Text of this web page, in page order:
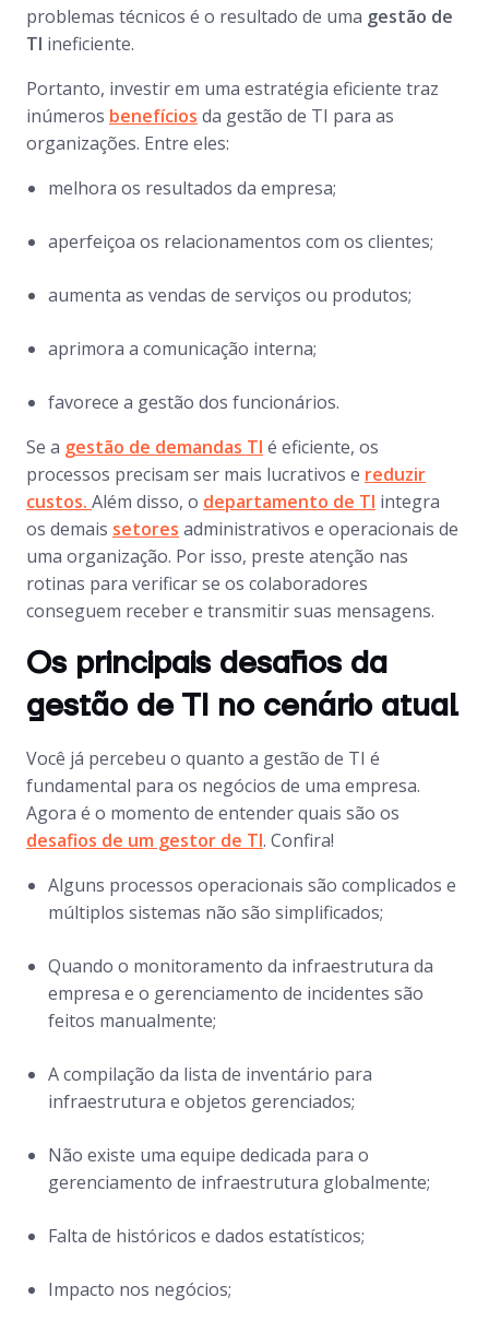
problemas técnicos é o resultado de uma gestão de
TI ineficiente.
Portanto, investir em uma estratégia eficiente traz
inúmeros benefícios da gestão de TI para as
organizações. Entre eles:
melhora os resultados da empresa;
aperfeiçoa os relacionamentos com os clientes;
aumenta as vendas de serviços ou produtos;
aprimora a comunicação interna;
favorece a gestão dos funcionários.
Se a gestão de demandas TI é eficiente, os
processos precisam ser mais lucrativos e reduzir
custos. Além disso, o departamento de TI integra
os demais setores administrativos e operacionais de
uma organização. Por isso, preste atenção nas
rotinas para verificar se os colaboradores
conseguem receber e transmitir suas mensagens.
Os principais desafios da
gestão de TI no cenário atual
Você já percebeu o quanto a gestão de TI é
fundamental para os negócios de uma empresa.
Agora é o momento de entender quais são os
desafios de um gestor de TI. Confira!
Alguns processos operacionais são complicados e
múltiplos sistemas não são simplificados;
Quando o monitoramento da infraestrutura da
empresa e o gerenciamento de incidentes são
feitos manualmente;
A compilação da lista de inventário para
infraestrutura e objetos gerenciados;
Não existe uma equipe dedicada para o
gerenciamento de infraestrutura globalmente;
Falta de históricos e dados estatísticos;
Impacto nos negócios;